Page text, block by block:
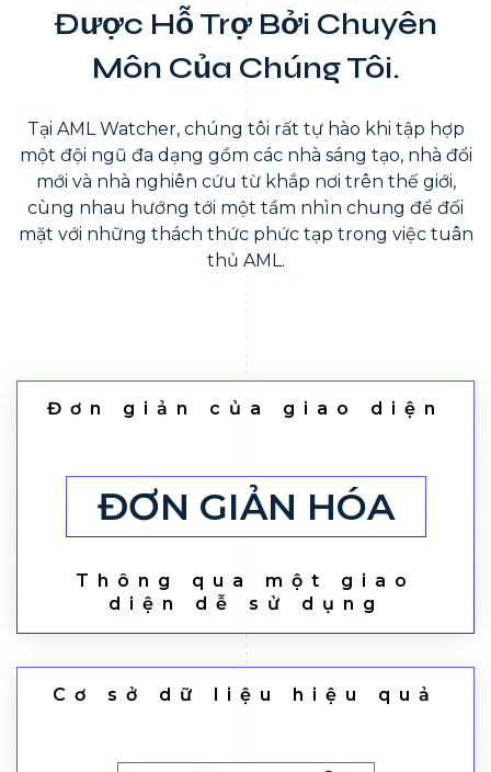
Được Hỗ Trợ Bởi Chuyên
Môn Của Chúng Tôi.
Tại AML Watcher, chúng tôi rất tự hào khi tập hợp
một đội ngũ đa dạng gồm các nhà sáng tạo, nhà đổi
mới và nhà nghiên cứu từ khắp nơi trên thế giới,
cùng nhau hướng tới một tầm nhìn chung để đối
mặt với những thách thức phức tạp trong việc tuân
thủ AML.
Đơn giản của giao diện
ĐƠN GIẢN HÓA
Thông qua một giao
diện dễ sử dụng
Cơ sở dữ liệu hiệu quả